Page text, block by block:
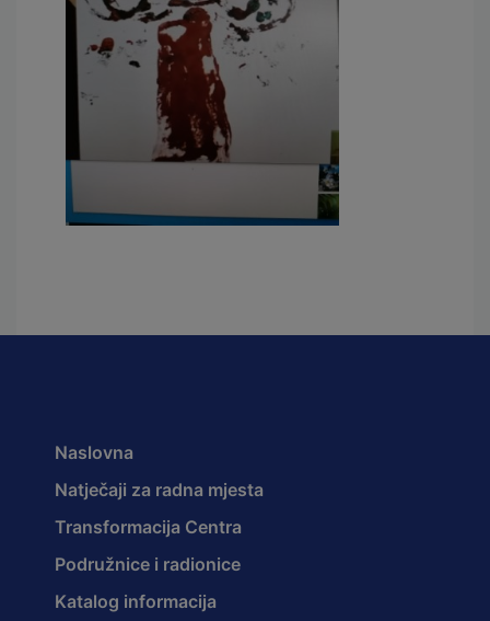
Naslovna
Natječaji za radna mjesta
Transformacija Centra
Podružnice i radionice
Katalog informacija